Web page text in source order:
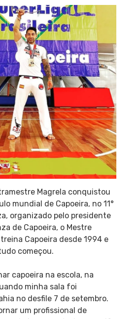
Magrela conquistou
mundial de Capoeira, no 11°
organizado pelo presidente
de Capoeira, o Mestre
Capoeira desde 1994 e
começou.
capoeira na escola, na
minha sala foi
no desfile 7 de setembro.
um profissional de